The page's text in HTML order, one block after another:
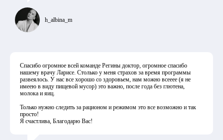
h_albina_m
Спасибо огромное всей команде Регины доктор, огромное спасибо
нашему врачу Ларисе. Столько у меня страхов за время программы
развеялось. У нас все хорошо со здоровьем, нам можно всееее (я не
имеею в виду пищевой мусор) это важно, после года без глютена,
молока и яиц.
Только нужно следить за рационом и режимом это все возможно и так
просто!
Я счастлива, Благодарю Вас!